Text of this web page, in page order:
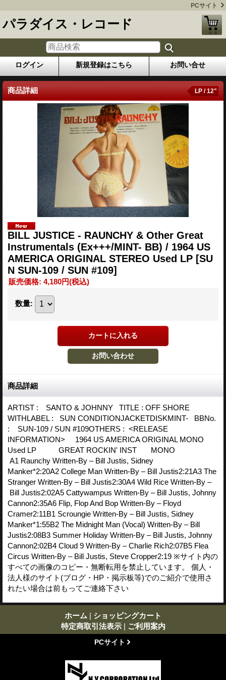
PCサイト
パラダイス・レコード
ログイン 新規登録はこちら お問い合せ
商品詳細 LP / 12"
BILL JUSTICE - RAUNCHY & Other Great
Instrumentals (Ex+++/MINT- BB) / 1964 US
AMERICA ORIGINAL STEREO Used LP [SU
N SUN-109 / SUN #109]
販売価格: 4,180円(税込)
数量:
商品詳細
ARTIST : SANTO & JOHNNY TITLE : OFF SHORE
WITHLABEL : SUN CONDITIONJACKETDISKMINT- BBNo.
: SUN-109 / SUN #109OTHERS : <RELEASE
INFORMATION> 1964 US AMERICA ORIGINAL MONO
Used LP GREAT ROCKIN' INST MONO
A1 Raunchy Written-By – Bill Justis, Sidney
Manker*2:20A2 College Man Written-By – Bill Justis2:21A3 The
Stranger Written-By – Bill Justis2:30A4 Wild Rice Written-By –
Bill Justis2:02A5 Cattywampus Written-By – Bill Justis, Johnny
Cannon2:35A6 Flip, Flop And Bop Written-By – Floyd
Cramer2:11B1 Scroungie Written-By – Bill Justis, Sidney
Manker*1:55B2 The Midnight Man (Vocal) Written-By – Bill
Justis2:08B3 Summer Holiday Written-By – Bill Justis, Johnny
Cannon2:02B4 Cloud 9 Written-By – Charlie Rich2:07B5 Flea
Circus Written-By – Bill Justis, Steve Cropper2:19 ※サイト内の
すべての画像のコピー・無断転用を禁止しています。 個人・
法人様のサイト(ブログ・HP・掲示板等)でのご紹介で使用さ
れたい場合は前もってご連絡下さい
ホーム | ショッピングカート
特定商取引法表示 | ご利用案内
PCサイト